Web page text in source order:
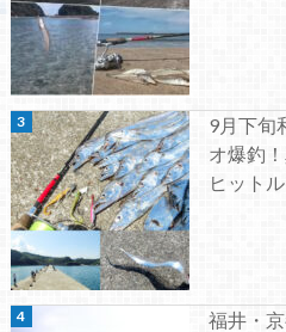
9月下旬
オ爆釣
ヒット
福井・